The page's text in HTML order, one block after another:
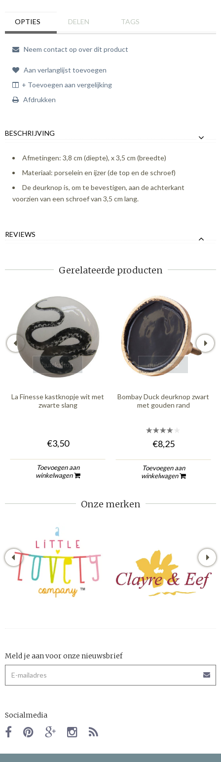
OPTIES DELEN TAGS
Neem contact op over dit product
Aan verlanglijst toevoegen
+ Toevoegen aan vergelijking
Afdrukken
BESCHRIJVING
Afmetingen: 3,8 cm (diepte), x 3,5 cm (breedte)
Materiaal: porselein en ijzer (de top en de schroef)
De deurknop is, om te bevestigen, aan de achterkant
voorzien van een schroef van 3,5 cm lang.
REVIEWS
Gerelateerde producten
quickshop
La Finesse kastknopje wit met
zwarte slang
€3,50
Toevoegen aan
winkelwagen
quickshop
Bombay Duck deurknop zwart
met gouden rand
€8,25
Toevoegen aan
winkelwagen
Onze merken
Meld je aan voor onze nieuwsbrief
Socialmedia